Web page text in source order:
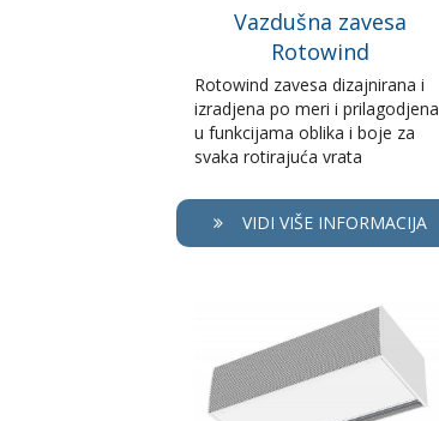
Vazdušna zavesa
Rotowind
Rotowind zavesa dizajnirana i
izradjena po meri i prilagodjena
u funkcijama oblika i boje za
svaka rotirajuća vrata
VIDI VIŠE INFORMACIJA